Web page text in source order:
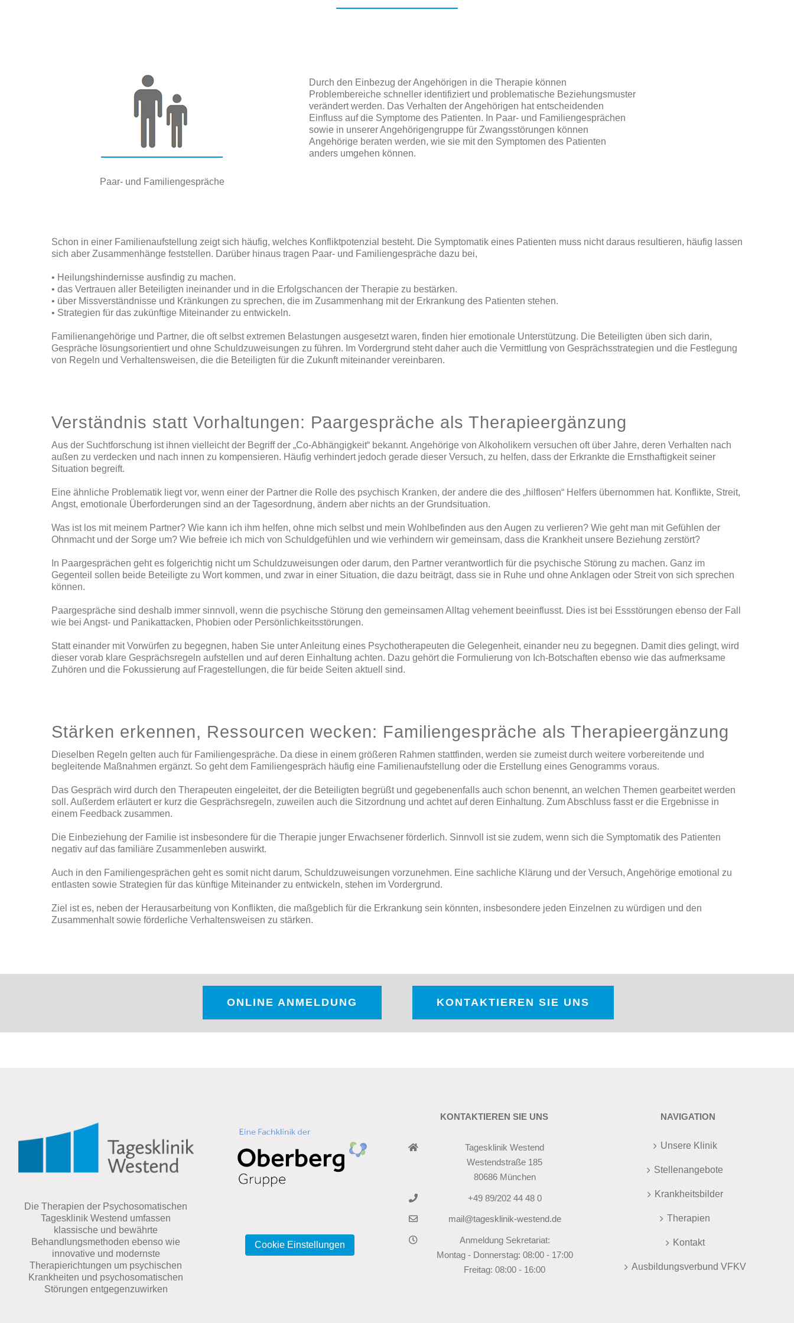
Paar- und Familiengespräche
Durch den Einbezug der Angehörigen in die Therapie können
Problembereiche schneller identifiziert und problematische Beziehungsmuster
verändert werden. Das Verhalten der Angehörigen hat entscheidenden
Einfluss auf die Symptome des Patienten. In Paar- und Familiengesprächen
sowie in unserer Angehörigengruppe für Zwangsstörungen können
Angehörige beraten werden, wie sie mit den Symptomen des Patienten
anders umgehen können.
Schon in einer Familienaufstellung zeigt sich häufig, welches Konfliktpotenzial besteht. Die Symptomatik eines Patienten muss nicht daraus resultieren, häufig lassen
sich aber Zusammenhänge feststellen. Darüber hinaus tragen Paar- und Familiengespräche dazu bei,
• Heilungshindernisse ausfindig zu machen.
• das Vertrauen aller Beteiligten ineinander und in die Erfolgschancen der Therapie zu bestärken.
• über Missverständnisse und Kränkungen zu sprechen, die im Zusammenhang mit der Erkrankung des Patienten stehen.
• Strategien für das zukünftige Miteinander zu entwickeln.
Familienangehörige und Partner, die oft selbst extremen Belastungen ausgesetzt waren, finden hier emotionale Unterstützung. Die Beteiligten üben sich darin,
Gespräche lösungsorientiert und ohne Schuldzuweisungen zu führen. Im Vordergrund steht daher auch die Vermittlung von Gesprächsstrategien und die Festlegung
von Regeln und Verhaltensweisen, die die Beteiligten für die Zukunft miteinander vereinbaren.
Verständnis statt Vorhaltungen: Paargespräche als Therapieergänzung
Aus der Suchtforschung ist ihnen vielleicht der Begriff der „Co-Abhängigkeit“ bekannt. Angehörige von Alkoholikern versuchen oft über Jahre, deren Verhalten nach
außen zu verdecken und nach innen zu kompensieren. Häufig verhindert jedoch gerade dieser Versuch, zu helfen, dass der Erkrankte die Ernsthaftigkeit seiner
Situation begreift.
Eine ähnliche Problematik liegt vor, wenn einer der Partner die Rolle des psychisch Kranken, der andere die des „hilflosen“ Helfers übernommen hat. Konflikte, Streit,
Angst, emotionale Überforderungen sind an der Tagesordnung, ändern aber nichts an der Grundsituation.
Was ist los mit meinem Partner? Wie kann ich ihm helfen, ohne mich selbst und mein Wohlbefinden aus den Augen zu verlieren? Wie geht man mit Gefühlen der
Ohnmacht und der Sorge um? Wie befreie ich mich von Schuldgefühlen und wie verhindern wir gemeinsam, dass die Krankheit unsere Beziehung zerstört?
In Paargesprächen geht es folgerichtig nicht um Schuldzuweisungen oder darum, den Partner verantwortlich für die psychische Störung zu machen. Ganz im
Gegenteil sollen beide Beteiligte zu Wort kommen, und zwar in einer Situation, die dazu beiträgt, dass sie in Ruhe und ohne Anklagen oder Streit von sich sprechen
können.
Paargespräche sind deshalb immer sinnvoll, wenn die psychische Störung den gemeinsamen Alltag vehement beeinflusst. Dies ist bei Essstörungen ebenso der Fall
wie bei Angst- und Panikattacken, Phobien oder Persönlichkeitsstörungen.
Statt einander mit Vorwürfen zu begegnen, haben Sie unter Anleitung eines Psychotherapeuten die Gelegenheit, einander neu zu begegnen. Damit dies gelingt, wird
dieser vorab klare Gesprächsregeln aufstellen und auf deren Einhaltung achten. Dazu gehört die Formulierung von Ich-Botschaften ebenso wie das aufmerksame
Zuhören und die Fokussierung auf Fragestellungen, die für beide Seiten aktuell sind.
Stärken erkennen, Ressourcen wecken: Familiengespräche als Therapieergänzung
Dieselben Regeln gelten auch für Familiengespräche. Da diese in einem größeren Rahmen stattfinden, werden sie zumeist durch weitere vorbereitende und
begleitende Maßnahmen ergänzt. So geht dem Familiengespräch häufig eine Familienaufstellung oder die Erstellung eines Genogramms voraus.
Das Gespräch wird durch den Therapeuten eingeleitet, der die Beteiligten begrüßt und gegebenenfalls auch schon benennt, an welchen Themen gearbeitet werden
soll. Außerdem erläutert er kurz die Gesprächsregeln, zuweilen auch die Sitzordnung und achtet auf deren Einhaltung. Zum Abschluss fasst er die Ergebnisse in
einem Feedback zusammen.
Die Einbeziehung der Familie ist insbesondere für die Therapie junger Erwachsener förderlich. Sinnvoll ist sie zudem, wenn sich die Symptomatik des Patienten
negativ auf das familiäre Zusammenleben auswirkt.
Auch in den Familiengesprächen geht es somit nicht darum, Schuldzuweisungen vorzunehmen. Eine sachliche Klärung und der Versuch, Angehörige emotional zu
entlasten sowie Strategien für das künftige Miteinander zu entwickeln, stehen im Vordergrund.
Ziel ist es, neben der Herausarbeitung von Konflikten, die maßgeblich für die Erkrankung sein könnten, insbesondere jeden Einzelnen zu würdigen und den
Zusammenhalt sowie förderliche Verhaltensweisen zu stärken.
ONLINE ANMELDUNG KONTAKTIEREN SIE UNS
Die Therapien der Psychosomatischen
Tagesklinik Westend umfassen
klassische und bewährte
Behandlungsmethoden ebenso wie
innovative und modernste
Therapierichtungen um psychischen
Krankheiten und psychosomatischen
Störungen entgegenzuwirken
Cookie Einstellungen
KONTAKTIEREN SIE UNS
Tagesklinik Westend
Westendstraße 185
80686 München
+49 89/202 44 48 0
mail@tagesklinik-westend.de
Anmeldung Sekretariat:
Montag - Donnerstag: 08:00 - 17:00
Freitag: 08:00 - 16:00
NAVIGATION
Unsere Klinik
Stellenangebote
Krankheitsbilder
Therapien
Kontakt
Ausbildungsverbund VFKV